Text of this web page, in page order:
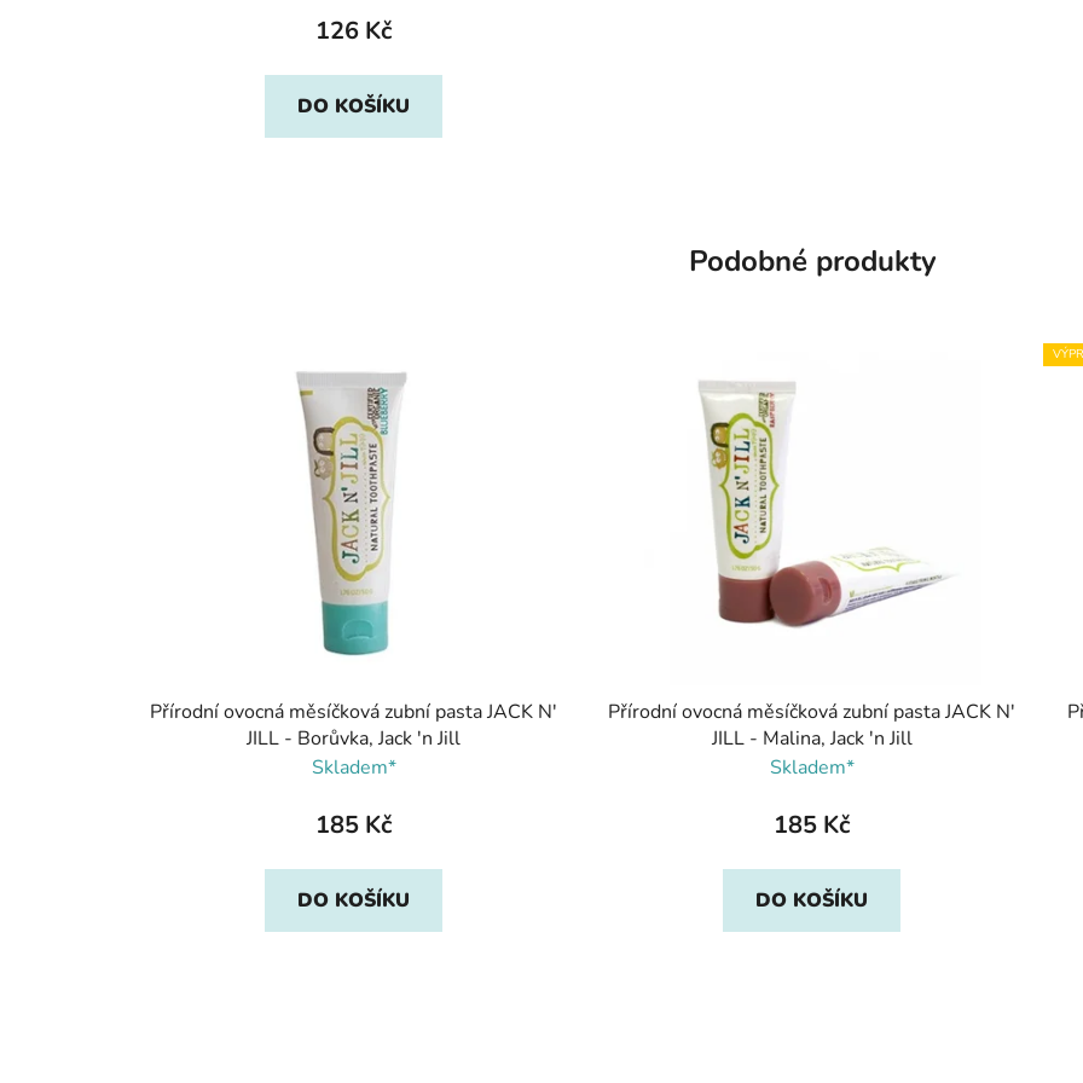
126 Kč
DO KOŠÍKU
Podobné produkty
Přírodní ovocná měsíčková zubní pasta JACK N'
JILL - Borůvka, Jack 'n Jill
Skladem*
185 Kč
DO KOŠÍKU
Přírodní ovocná měsíčková zubní pasta JACK N'
JILL - Malina, Jack 'n Jill
Skladem*
185 Kč
DO KOŠÍKU